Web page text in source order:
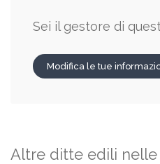
Sei il gestore di
Modifica le tue
Altre ditte edili nelle